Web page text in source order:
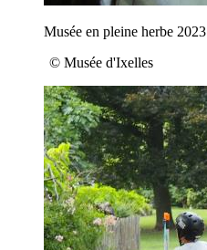
Musée en pleine herbe 2023
© Musée d'Ixelles